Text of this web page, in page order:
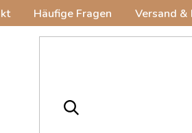
Häufige Fragen Versand &